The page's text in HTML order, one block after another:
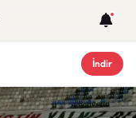
İndir